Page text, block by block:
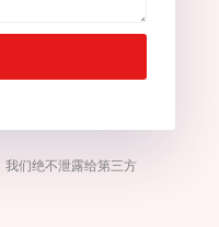
们绝不泄露给第三方